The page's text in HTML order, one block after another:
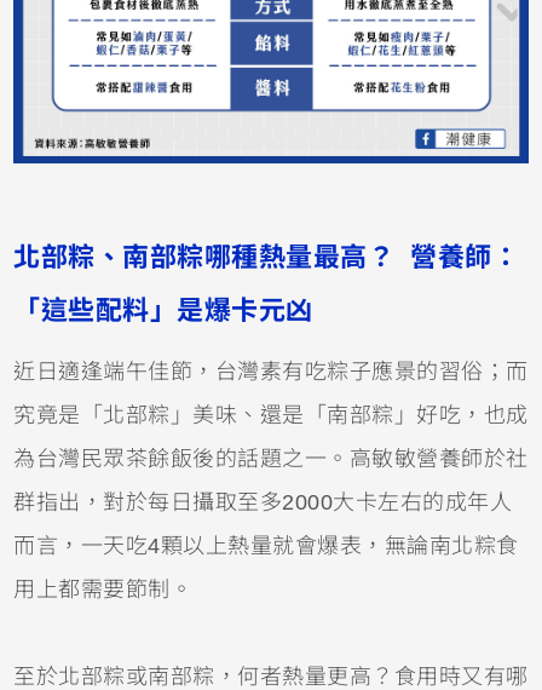
北部粽、南部粽哪種熱量最高？ 營養師：
「這些配料」是爆卡元凶
近日適逢端午佳節，台灣素有吃粽子應景的習俗；而
究竟是「北部粽」美味、還是「南部粽」好吃，也成
為台灣民眾茶餘飯後的話題之一。高敏敏營養師於社
群指出，對於每日攝取至多2000大卡左右的成年人
而言，一天吃4顆以上熱量就會爆表， 無論南北粽食
用上都需要節制。
至於北部粽或南部粽，何者熱量更高？食用時又有哪